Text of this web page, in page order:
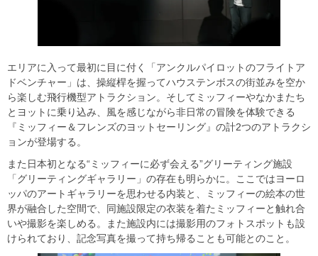
エリアに入って最初に目に付く「アンクルパイロットのフライトア
ドベンチャー」は、操縦桿を握ってハウステンボスの街並みを空か
ら楽しむ飛行機型アトラクション。そしてミッフィーやなかまたち
とヨットに乗り込み、風を感じながら非日常の冒険を体験できる
『ミッフィー＆フレンズのヨットセーリング』の計2つのアトラクシ
ョンが登場する。
また日本初となる“ミッフィーに必ず会える”グリーティング施設
「グリーティングギャラリー」の存在も明らかに。ここではヨーロ
ッパのアートギャラリーを思わせる内装と、ミッフィーの絵本の世
界が融合した空間で、同施設限定の衣装を着たミッフィーと触れ合
いや撮影を楽しめる。また施設内には撮影用のフォトスポットも設
けられており、記念写真を撮って持ち帰ることも可能とのこと。